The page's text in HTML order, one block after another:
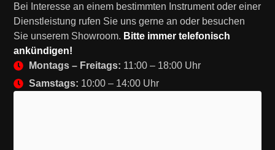
Bei Interesse an einem bestimmten Instrument oder einer
Dienstleistung rufen Sie uns gerne an oder besuchen
Sie unserem Showroom. Bitte immer telefonisch
ankündigen!
Montags – Freitags: 11:00 – 18:00 Uhr
Samstags: 10:00 – 14:00 Uhr